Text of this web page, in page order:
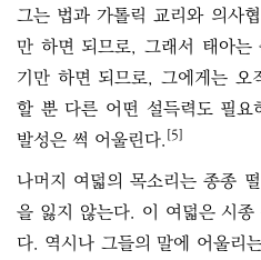
그는 법과 가톨릭 교리와 의사
만 하면 되므로, 그래서 태아
기만 하면 되므로, 그에게는
할 뿐 다른 어떤 설득력도 필요
발성은 썩 어울린다.[5]
나머지 여덟의 목소리는 종종
을 잃지 않는다. 이 여덟은 시
다. 역시나 그들의 말에 어울리